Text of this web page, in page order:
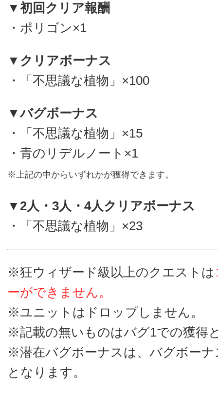
▼初回クリア報酬
・ポリゴン×1
▼クリアボーナス
・「不思議な植物」×100
▼バグボーナス
・「不思議な植物」×15
・青のリデルノート×1
※上記の中からいずれかが獲得できます。
▼2人・3人・4人クリアボーナス
・「不思議な植物」×23
※狂ウィザード級以上のクエストは
ーができません。
※ユニットはドロップしません。
※記載の無いものはバグ1での獲得
※潜在バグボーナスは、バグボーナ
となります。